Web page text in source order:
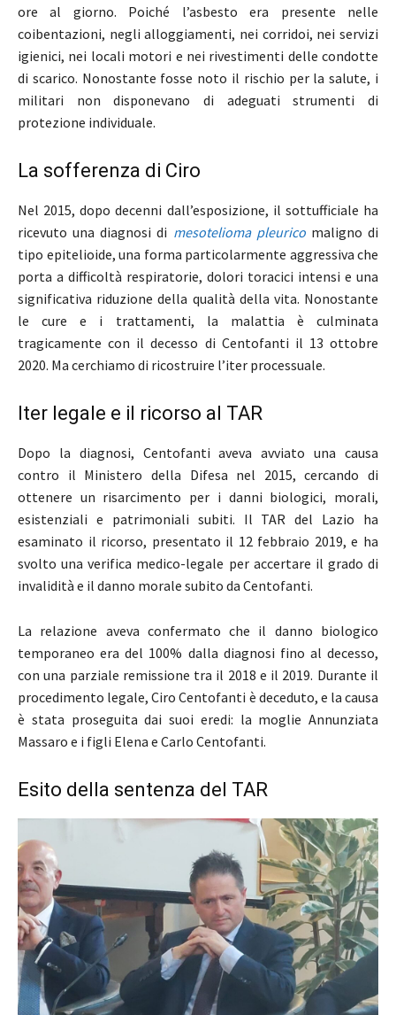
ore al giorno. Poiché l’asbesto era presente nelle
coibentazioni, negli alloggiamenti, nei corridoi, nei servizi
igienici, nei locali motori e nei rivestimenti delle condotte
di scarico. Nonostante fosse noto il rischio per la salute, i
militari non disponevano di adeguati strumenti di
protezione individuale.
La sofferenza di Ciro
Nel 2015, dopo decenni dall’esposizione, il sottufficiale ha
ricevuto una diagnosi di mesotelioma pleuricomaligno di
tipo epitelioide, una forma particolarmente aggressiva che
porta a difficoltà respiratorie, dolori toracici intensi e una
significativa riduzione della qualità della vita. Nonostante
le cure e i trattamenti, la malattia è culminata
tragicamente con il decesso di Centofanti il 13 ottobre
2020. Ma cerchiamo di ricostruire l’iter processuale.
Iter legale e il ricorso al TAR
Dopo la diagnosi, Centofanti aveva avviato una causa
contro il Ministero della Difesa nel 2015, cercando di
ottenere un risarcimento per i danni biologici, morali,
esistenziali e patrimoniali subiti. Il TAR del Lazio ha
esaminato il ricorso, presentato il 12 febbraio 2019, e ha
svolto una verifica medico-legale per accertare il grado di
invalidità e il danno morale subito da Centofanti.
La relazione aveva confermato che il danno biologico
temporaneo era del 100% dalla diagnosi fino al decesso,
con una parziale remissione tra il 2018 e il 2019. Durante il
procedimento legale, Ciro Centofanti è deceduto, e la causa
è stata proseguita dai suoi eredi: la moglie Annunziata
Massaro e i figli Elena e Carlo Centofanti.
Esito della sentenza del TAR